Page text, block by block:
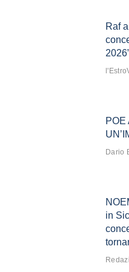
Raf
POE
Dario
in